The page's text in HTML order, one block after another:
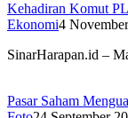
Kehadiran Komut
Ekonomi4
SinarHarapan.id –
Pasar Saham